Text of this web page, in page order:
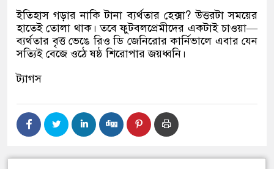
ইতিহাস গড়ার নাকি টানা ব্যর্থতার হেক্সা? উত্তরটা সময়ের
হাতেই তোলা থাক। তবে ফুটবলপ্রেমীদের একটাই চাওয়া—
ব্যর্থতার বৃত্ত ভেঙে রিও ডি জেনিরোর কার্নিভালে এবার যেন
সত্যিই বেজে ওঠে ষষ্ঠ শিরোপার জয়ধ্বনি।
ট্যাগস